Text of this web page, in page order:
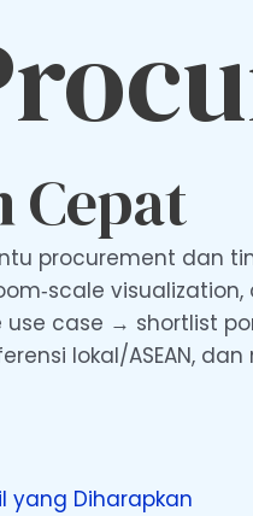
Cepat
procurement dan
use case → shortlist
lokal/ASEAN,
yang Diharapkan